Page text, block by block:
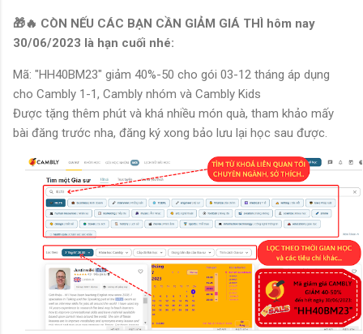
🎁🔥 CÒN NẾU CÁC BẠN CẦN GIẢM GIÁ THÌ hôm nay
30/06/2023 là hạn cuối nhé:
Mã: "HH40BM23" giảm 40%-50 cho gói 03-12 tháng áp dụng
cho Cambly 1-1, Cambly nhóm và Cambly Kids
Được tặng thêm phút và khá nhiều món quà, tham khảo mấy
bài đăng trước nha, đăng ký xong bảo lưu lại học sau được.